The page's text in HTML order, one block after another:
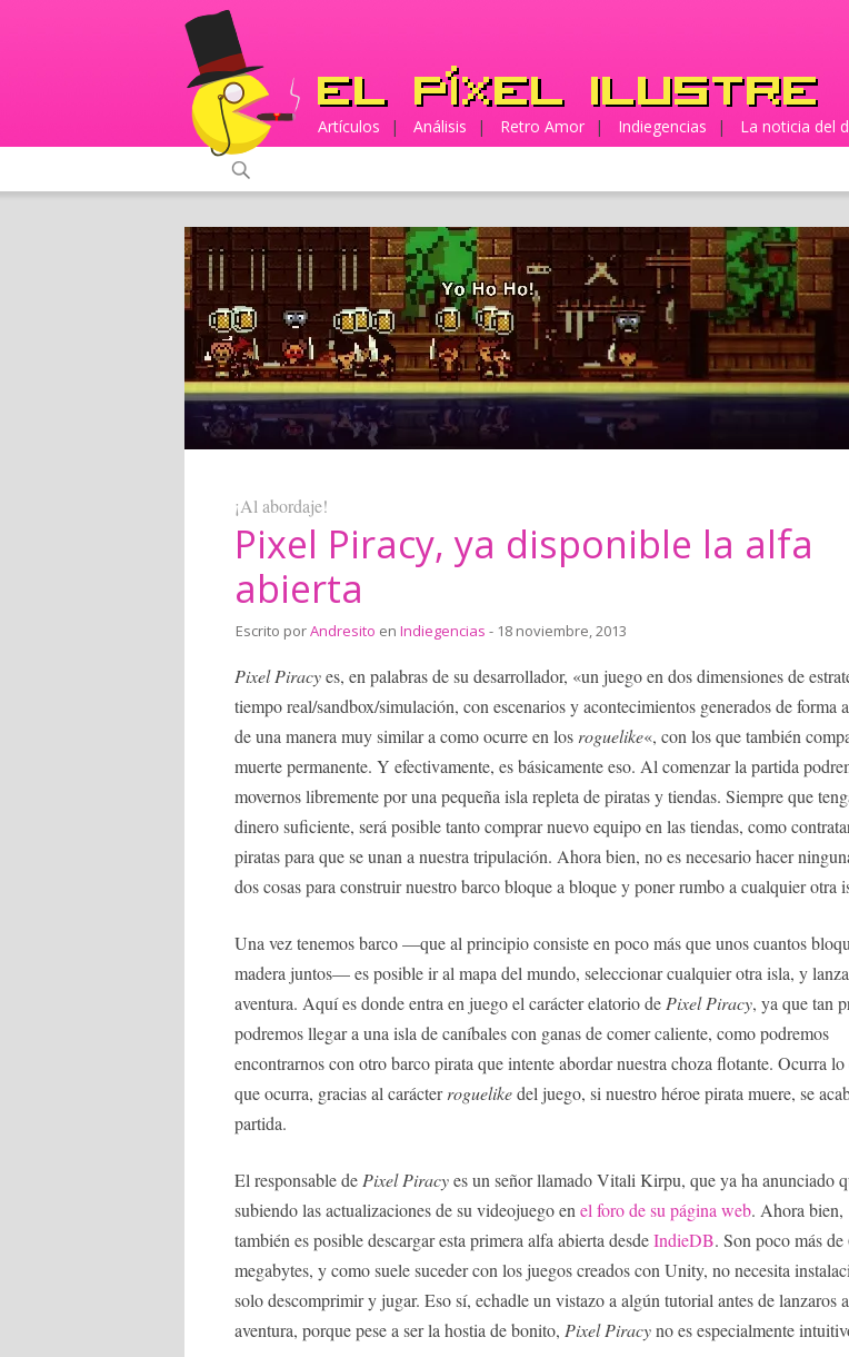
Artículos | Análisis | Retro Amor | Indiegencias | La noticia del
¡Al abordaje!
Pixel Piracy, ya disponible la alfa
abierta
Escrito porAndresito en Indiegencias - 18 noviembre, 2013
Pixel Piracyes, en palabras de su desarrollador, «un juego en dos dimensiones de
tiempo real/sandbox/simulación, con escenarios y acontecimientos generados de forma
de una manera muy similar a como ocurre en los roguelike«, con los que también
muerte permanente. Y efectivamente, es básicamente eso. Al comenzar la partida
movernos libremente por una pequeña isla repleta de piratas y tiendas. Siempre que
dinero suficiente, será posible tanto comprar nuevo equipo en las tiendas, como
piratas para que se unan a nuestra tripulación. Ahora bien, no es necesario hacer
dos cosas para construir nuestro barco bloque a bloque y poner rumbo a cualquier otra
Una vez tenemos barco —que al principio consiste en poco más que unos cuantos
madera juntos— es posible ir al mapa del mundo, seleccionar cualquier otra isla, y
aventura. Aquí es donde entra en juego el carácter elatorio de Pixel Piracy, ya que tan
podremos llegar a una isla de caníbales con ganas de comer caliente, como podremos
encontrarnos con otro barco pirata que intente abordar nuestra choza flotante. Ocurra lo
que ocurra, gracias al carácterroguelikedel juego, si nuestro héroe pirata muere, se
partida.
El responsable de Pixel Piracyes un señor llamado Vitali Kirpu, que ya ha anunciado
subiendo las actualizaciones de su videojuego en el foro de su página web. Ahora bien,
también es posible descargar esta primera alfa abierta desdeIndieDB. Son poco más de
megabytes, y como suele suceder con los juegos creados con Unity, no necesita
solo descomprimir y jugar. Eso sí, echadle un vistazo a algún tutorial antes de lanzaros
aventura, porque pese a ser la hostia de bonito, Pixel Piracyno es especialmente